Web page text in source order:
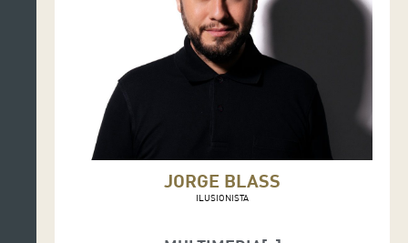
JORGE BLASS
ILUSIONISTA